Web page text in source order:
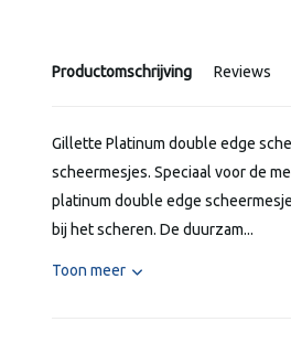
Productomschrijving Reviews
Gillette Platinum double edge
scheermesjes. Speciaal voor de
platinum double edge
bij het scheren. De duurzam...
Toon meer